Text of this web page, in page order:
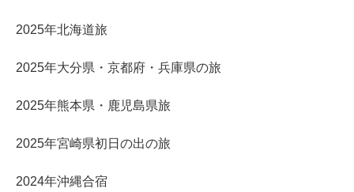
2025年北海道旅
2025年大分県・京都府・兵庫県の旅
2025年熊本県・鹿児島県旅
2025年宮崎県初日の出の旅
2024年沖縄合宿